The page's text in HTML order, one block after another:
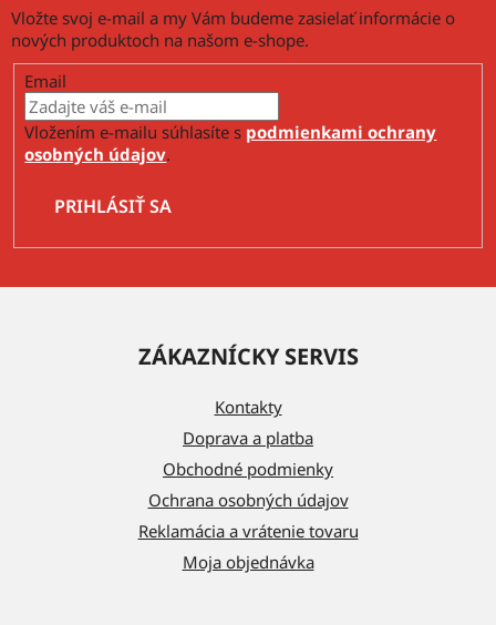
Vložte svoj e-mail a my Vám budeme zasielať informácie o
nových produktoch na našom e-shope.
Email
Vložením e-mailu súhlasíte s podmienkami ochrany
osobných údajov.
PRIHLÁSIŤ SA
ZÁKAZNÍCKY SERVIS
Kontakty
Doprava a platba
Obchodné podmienky
Ochrana osobných údajov
Reklamácia a vrátenie tovaru
Moja objednávka